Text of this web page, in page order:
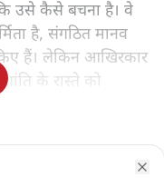
उसे कैसे बचना है। वे
है, संगठित मानव
हैं। लेकिन आखिरकार
के रास्ते को